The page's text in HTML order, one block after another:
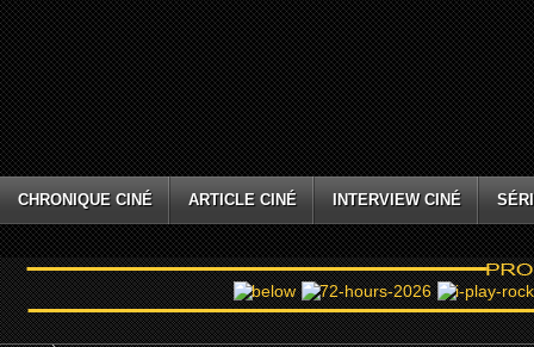
CHRONIQUE CINÉ ARTICLE CINÉ INTERVIEW CINÉ